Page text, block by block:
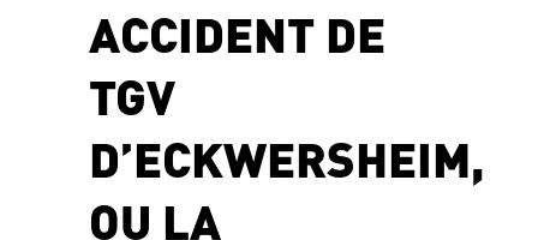
ACCIDENT DE
TGV
D’ECKWERSHEIM,
OU LA